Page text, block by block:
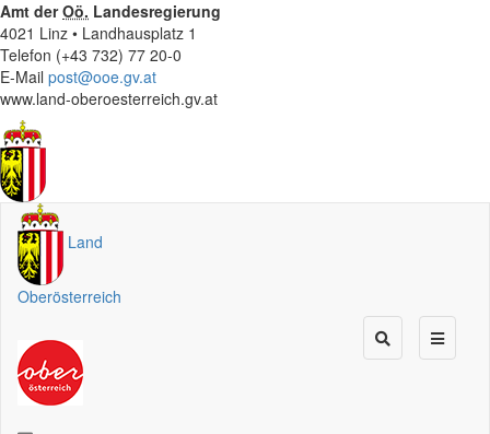
Amt derOö. Landesregierung
4021 Linz • Landhausplatz 1
Telefon (+43 732) 77 20-0
E-Mail post@ooe.gv.at
www.land-oberoesterreich.gv.at
Land
Oberösterreich